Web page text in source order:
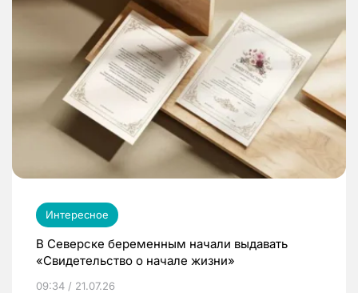
Интересное
В Северске беременным начали выдавать
«Свидетельство о начале жизни»
09:34 / 21.07.26